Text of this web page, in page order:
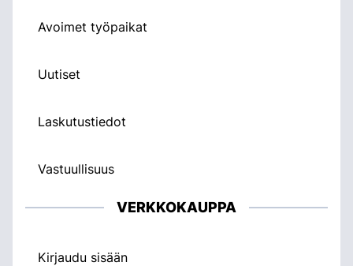
Avoimet työpaikat
Uutiset
Laskutustiedot
Vastuullisuus
VERKKOKAUPPA
Kirjaudu sisään